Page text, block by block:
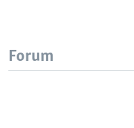
Forum